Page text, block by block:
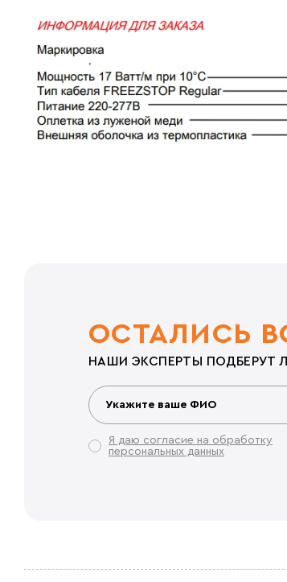
ОСТАЛИСЬ
НАШИ ЭКСПЕРТЫ ПОДБЕРУТ
Я даю согласие на обработку
персональных данных